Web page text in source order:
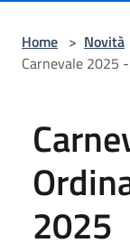
Home > Novità
Carnevale 2025
2025